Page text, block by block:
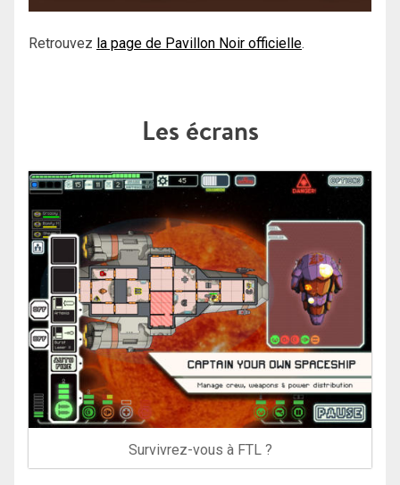
Retrouvez la page de Pavillon Noir officielle.
Les écrans
Survivrez-vous à FTL ?